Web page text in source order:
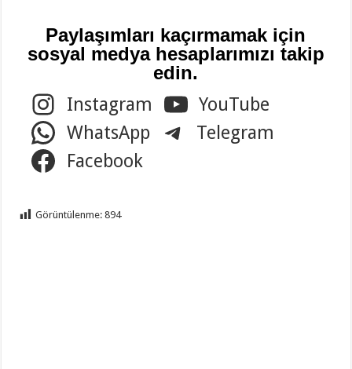
Paylaşımları kaçırmamak için
sosyal medya hesaplarımızı takip
edin.
Instagram
YouTube
WhatsApp
Telegram
Facebook
Görüntülenme: 894